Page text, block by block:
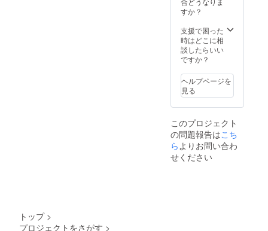
すか？
支援で困った
時はどこに相
談したらいい
ですか？
ヘルプページを
見る
このプロジェクト
の問題報告はこち
ら よりお問い合わ
せください
トップ >
プロジェクトをさがす >